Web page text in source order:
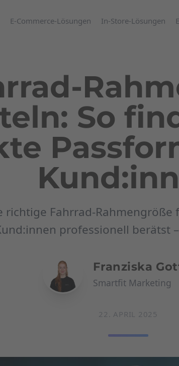
E-Commerce-Lösungen In-Store-Lösungen
So
richtige Fahrrad-
professionell berätst
Franziska
Smartfit Marketing
22. APRIL 2025